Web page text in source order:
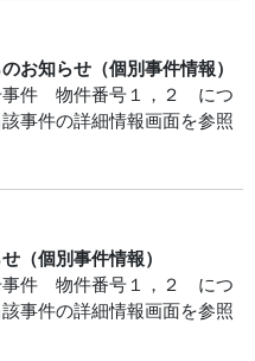
お知らせ（個別事件情報）
事件 物件番号１，２ につ
事件の詳細情報画面を参照
（個別事件情報）
事件 物件番号１，２ につ
事件の詳細情報画面を参照